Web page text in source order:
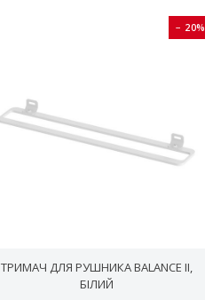
− 20%
ТРИМАЧ ДЛЯ РУШНИКА BALANCE II,
БІЛИЙ